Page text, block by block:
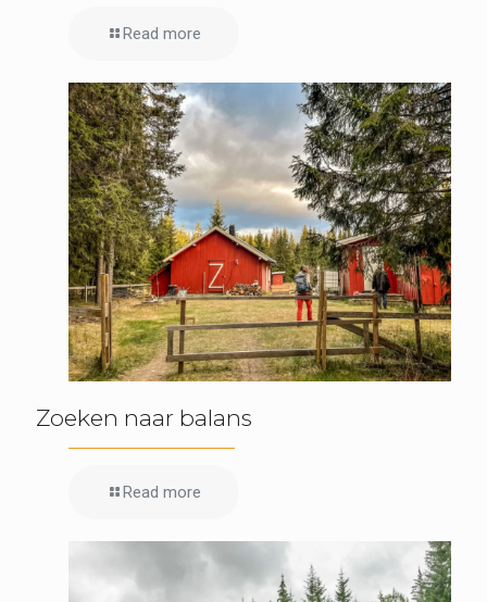
Read more
Zoeken naar balans
Read more